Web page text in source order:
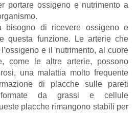
portare ossigeno e nutrimento a
bisogno di ricevere ossigeno e
questa funzione. Le arterie che
e il nutrimento, al cuore
come le altre arterie, possono
una malattia molto frequente
di placche sulle pareti
formate da grassi e cellule
placche rimangono stabili per